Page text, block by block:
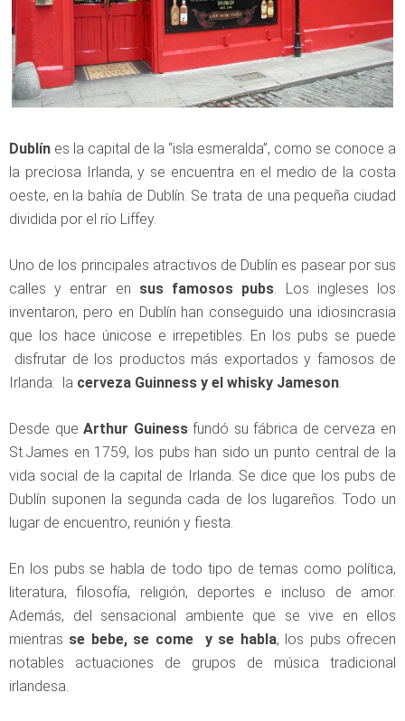
Dublín es la capital de la “isla esmeralda”, como se conoce a
la preciosa Irlanda, y se encuentra en el medio de la costa
oeste, en la bahía de Dublín. Se trata de una pequeña ciudad
dividida por el río Liffey.
Uno de los principales atractivos de Dublín es pasear por sus
calles y entrar en sus famosos pubs . Los ingleses los
inventaron, pero en Dublín han conseguido una idiosincrasia
que los hace únicose e irrepetibles. En los pubs se puede
disfrutar de los productos más exportados y famosos de
Irlanda: la cerveza Guinness y el whisky Jameson
Desde queArthur Guinessfundó su fábrica de cerveza en
St.James en 1759, los pubs han sido un punto central de la
vida social de la capital de Irlanda. Se dice que los pubs de
Dublín suponen la segunda cada de los lugareños. Todo un
lugar de encuentro, reunión y fiesta.
En los pubs se habla de todo tipo de temas como política,
literatura, filosofía, religión, deportes e incluso de amor.
Además, del sensacional ambiente que se vive en ellos
mientras se bebe, se come y se habla, los pubs ofrecen
notables actuaciones de grupos de música tradicional
irlandesa.